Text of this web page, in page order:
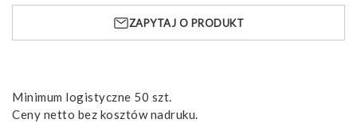
płaskie
mm
ZAPYTAJ O PRODUKT
Minimum logistyczne 50 szt.
Ceny netto bez kosztów nadruku.